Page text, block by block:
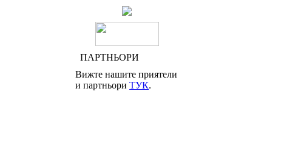
ПАРТНЬОРИ
Вижте нашите приятели
и партньори ТУК.